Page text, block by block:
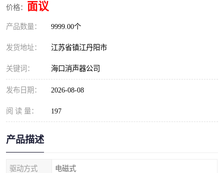
价格： 面议
产品数量： 9999.00个
发货地址： 江苏省镇江丹阳市
关键词： 海口消声器公司
发布日期： 2026-08-08
阅 读 量： 197
产品描述
驱动方式 电磁式